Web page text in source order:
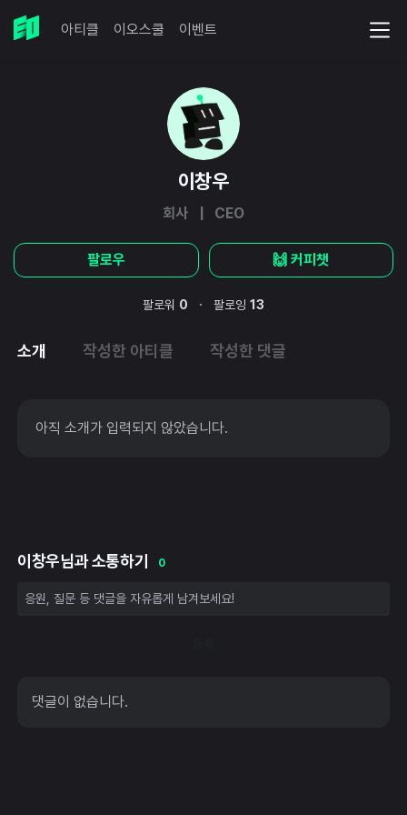
아티클 이오스쿨 이벤트
이창우
회사 | CEO
팔로우 🙌 커피챗
팔로워 0 · 팔로잉 13
소개 작성한 아티클 작성한 댓글
아직 소개가 입력되지 않았습니다.
이창우님과 소통하기 0
댓글이 없습니다.